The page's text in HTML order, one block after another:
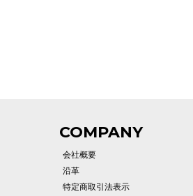
COMPANY
会社概要
沿革
特定商取引法表示